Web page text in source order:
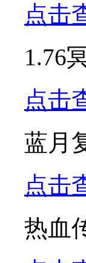
点击
1.76
点击
蓝月
点击
热血